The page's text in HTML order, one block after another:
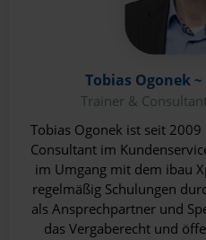
Tobias Ogonek ~
Trainer &
Tobias Ogonek ist seit
Consultant im
im Umgang mit dem ibau
regelmäßig Schulungen
als Ansprechpartner und
das Vergaberecht und